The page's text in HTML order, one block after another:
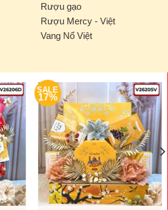
Rượu gạo
Rượu Mercy - Việt
Vang Nổ Việt
SALE
17%